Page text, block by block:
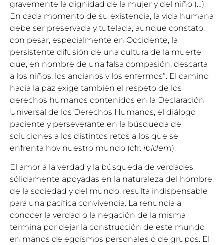
gravemente la dignidad de la mujer y del niño (…).
En cada momento de su existencia, la vida humana
debe ser preservada y tutelada, aunque constato,
con pesar, especialmente en Occidente, la
persistente difusión de una cultura de la muerte
que, en nombre de una falsa compasión, descarta
a los niños, los ancianos y los enfermos”. El camino
hacia la paz exige también el respeto de los
derechos humanos contenidos en la Declaración
Universal de los Derechos Humanos, el diálogo
paciente y perseverante en la búsqueda de
soluciones a los distintos retos a los que se
enfrenta hoy nuestro mundo (cfr. ibídem).
El amor a la verdad y la búsqueda de verdades
sólidamente apoyadas en la naturaleza del hombre,
de la sociedad y del mundo, resulta indispensable
para una pacífica convivencia. La renuncia a
conocer la verdad o la negación de la misma
termina por dejar la construcción de este mundo
en manos de egoísmos personales o de grupos. El